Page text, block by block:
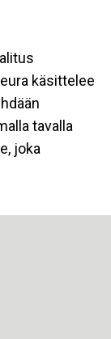
käsittelee
tavalla
joka